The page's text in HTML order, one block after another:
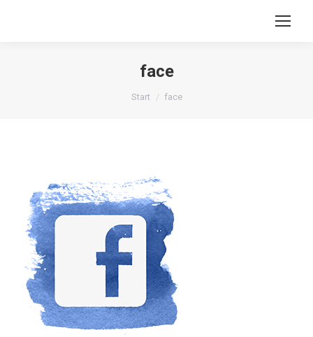
face
Sie befinden sich hier:
Start face